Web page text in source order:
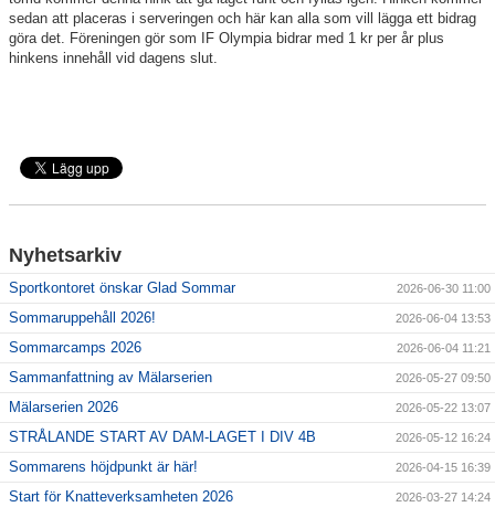
sedan att placeras i serveringen och här kan alla som vill lägga ett bidrag
göra det. Föreningen gör som IF Olympia bidrar med 1 kr per år plus
hinkens innehåll vid dagens slut.
Nyhetsarkiv
Sportkontoret önskar Glad Sommar 2026-06-30 11:00
Sommaruppehåll 2026! 2026-06-04 13:53
Sommarcamps 2026 2026-06-04 11:21
Sammanfattning av Mälarserien 2026-05-27 09:50
Mälarserien 2026 2026-05-22 13:07
STRÅLANDE START AV DAM-LAGET I DIV 4B 2026-05-12 16:24
Sommarens höjdpunkt är här! 2026-04-15 16:39
Start för Knatteverksamheten 2026 2026-03-27 14:24